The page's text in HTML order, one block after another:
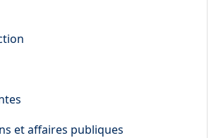
et affaires publiques